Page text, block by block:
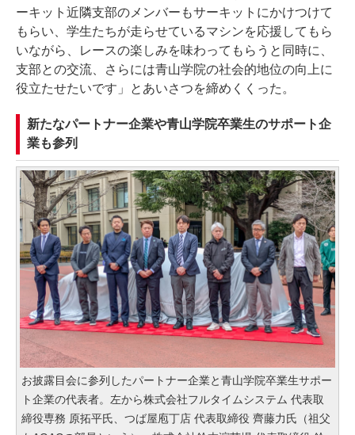
ーキット近隣支部のメンバーもサーキットにかけつけて
もらい、学生たちが走らせているマシンを応援してもら
いながら、レースの楽しみを味わってもらうと同時に、
支部との交流、さらには青山学院の社会的地位の向上に
役立たせたいです」とあいさつを締めくくった。
新たなパートナー企業や青山学院卒業生のサポート企
業も参列
お披露目会に参列したパートナー企業と青山学院卒業生サポー
ト企業の代表者。左から株式会社フルタイムシステム 代表取
締役専務 原拓平氏、つば屋庖丁店 代表取締役 齊藤力氏（祖父